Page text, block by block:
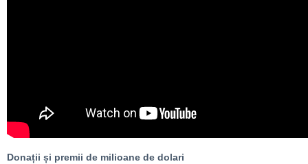
Donații și premii de milioane de dolari